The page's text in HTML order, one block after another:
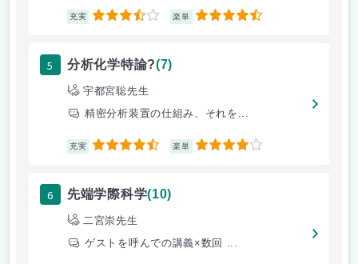
充実 3.5 楽単 4.5
5 分析化学特論?(7)
宇都宮聡先生
精密分析装置の仕組み、それを...
充実 4.5 楽単 4
6 先端学際科学(10)
二宮崇先生
ゲストを呼んでの講義×数回 ...